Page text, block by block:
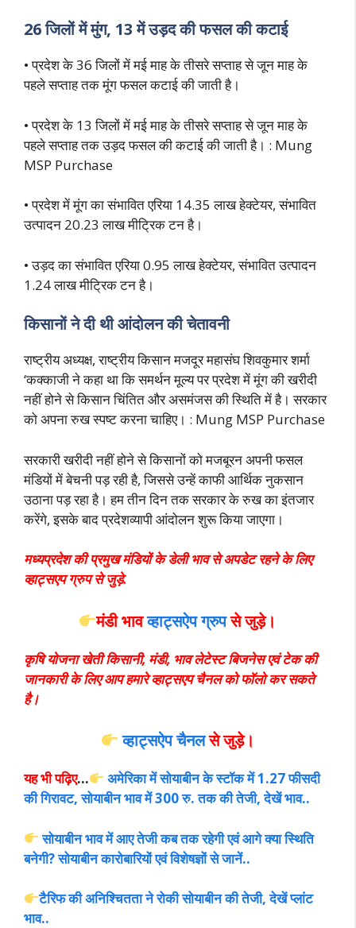
26 जिलों में मुंग, 13 में उड़द की फसल की कटाई
• प्रदेश के 36 जिलों में मई माह के तीसरे सप्ताह से जून माह के
पहले सप्ताह तक मूंग फसल कटाई की जाती है।
• प्रदेश के 13 जिलों में मई माह के तीसरे सप्ताह से जून माह के
पहले सप्ताह तक उड़द फसल की कटाई की जाती है। : Mung
MSP Purchase
• प्रदेश में मूंग का संभावित एरिया 14.35 लाख हेक्टेयर, संभावित
उत्पादन 20.23 लाख मीट्रिक टन है।
• उड़द का संभावित एरिया 0.95 लाख हेक्टेयर, संभावित उत्पादन
1.24 लाख मीट्रिक टन है।
किसानों ने दी थी आंदोलन की चेतावनी
राष्ट्रीय अध्यक्ष, राष्ट्रीय किसान मजदूर महासंघ शिवकुमार शर्मा
‘कक्काजी ने कहा था कि समर्थन मूल्य पर प्रदेश में मूंग की खरीदी
नहीं होने से किसान चिंतित और असमंजस की स्थिति में है। सरकार
को अपना रुख स्पष्ट करना चाहिए। : Mung MSP Purchase
सरकारी खरीदी नहीं होने से किसानों को मजबूरन अपनी फसल
मंडियों में बेचनी पड़ रही है, जिससे उन्हें काफी आर्थिक नुकसान
उठाना पड़ रहा है। हम तीन दिन तक सरकार के रुख का इंतजार
करेंगे, इसके बाद प्रदेशव्यापी आंदोलन शुरू किया जाएगा।
मध्यप्रदेश की प्रमुख मंडियों के डेली भाव से अपडेट रहने के लिए
व्हाट्सएप ग्रुप से जुड़े.
मंडी भावव्हाट्सऐप ग्रुपसेजुड़े।
कृषि योजना खेती किसानी, मंडी, भाव लेटेस्ट बिजनेस एवं टेक की
जानकारी के लिए आप हमारे व्हाट्सएप चैनल को फॉलो कर सकते
है।
व्हाट्सऐप चैनलसे जुड़े।
यह भी पढ़िए…
अमेरिका में सोयाबीन के स्टॉक में 1.27 फीसदी
की गिरावट, सोयाबीन भाव में 300 रु. तक की तेजी, देखें भाव..
सोयाबीन भाव में आए तेजी कब तक रहेगी एवं आगे क्या स्थिति
बनेगी? सोयाबीन कारोबारियों एवं विशेषज्ञों से जानें..
टैरिफ की अनिश्चितता ने रोकी सोयाबीन की तेजी, देखें प्लांट
भाव..